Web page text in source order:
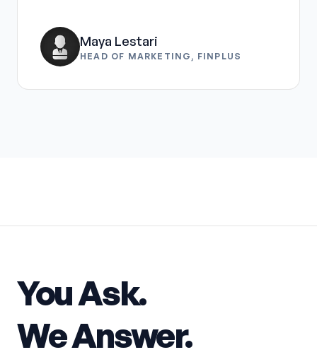
Maya Lestari
HEAD OF MARKETING, FINPLUS
You Ask.
We Answer.